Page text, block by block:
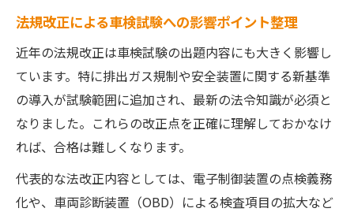
法規改正による車検試験への影響ポイント整理
近年の法規改正は車検試験の出題内容にも大きく影響し
ています。特に排出ガス規制や安全装置に関する新基準
の導入が試験範囲に追加され、最新の法令知識が必須と
なりました。これらの改正点を正確に理解しておかなけ
れば、合格は難しくなります。
代表的な法改正内容としては、電子制御装置の点検義務
化や、車両診断装置（OBD）による検査項目の拡大など